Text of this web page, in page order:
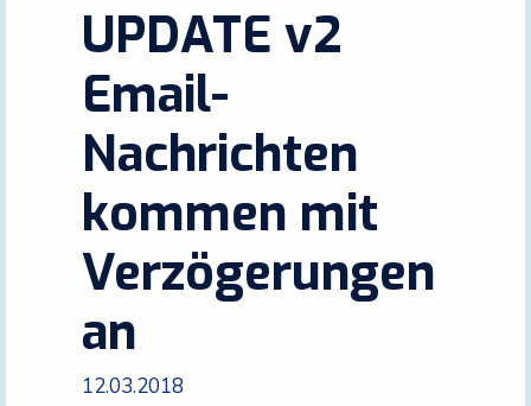
UPDATE v2
Email-
Nachrichten
kommen mit
Verzögerungen
an
12.03.2018